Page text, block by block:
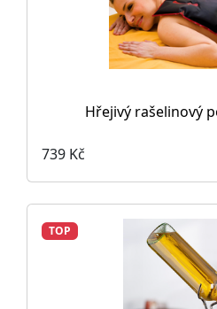
Hřejivý rašelinový
739 Kč
TOP